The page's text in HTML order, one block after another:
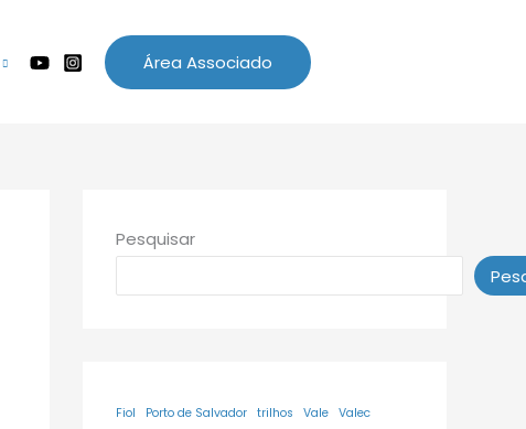
Área Associado
Pesquisar
Fiol Porto de Salvador trilhos Vale Valec